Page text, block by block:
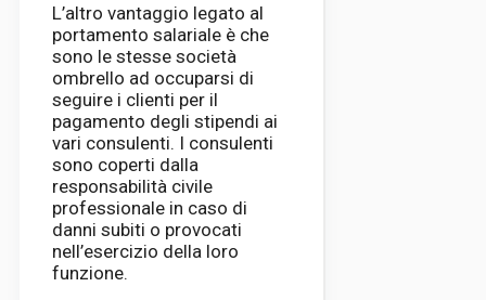
L’altro vantaggio legato al
portamento salariale è che
sono le stesse società
ombrello ad occuparsi di
seguire i clienti per il
pagamento degli stipendi ai
vari consulenti. I consulenti
sono coperti dalla
responsabilità civile
professionale in caso di
danni subiti o provocati
nell’esercizio della loro
funzione.